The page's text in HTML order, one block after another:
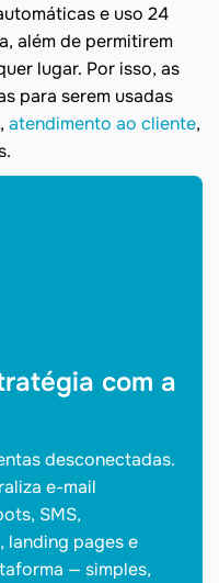
e uso 24
além de permitirem
lugar. Por isso, as
para serem usadas
atendimento ao cliente,
com a
desconectadas.
e-mail
SMS,
landing pages e
— simples,